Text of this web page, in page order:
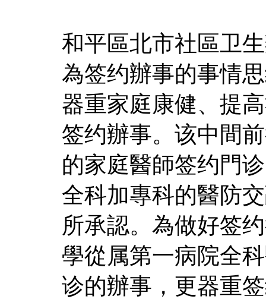
和平區北市社區卫
為签约辦事的事情
器重家庭康健、提
签约辦事。该中間
的家庭醫師签约門
全科加專科的醫防
所承認。為做好签
學從属第一病院全
诊的辦事，更器重